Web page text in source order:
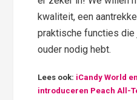
kwaliteit, een
praktische functies
ouder nodig hebt.
Lees ook: iCandy World
introduceren Peach All-